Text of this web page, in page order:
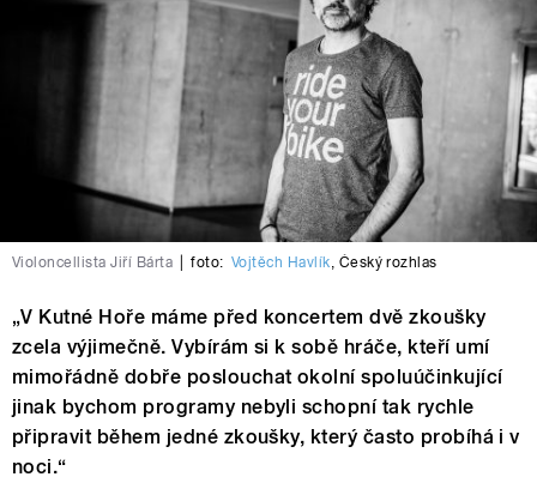
Violoncellista Jiří Bárta foto: Vojtěch Havlík, Český rozhlas
„V Kutné Hoře máme před koncertem dvě zkoušky
zcela výjimečně. Vybírám si k sobě hráče, kteří umí
mimořádně dobře poslouchat okolní spoluúčinkující
jinak bychom programy nebyli schopní tak rychle
připravit během jedné zkoušky, který často probíhá i v
noci.“